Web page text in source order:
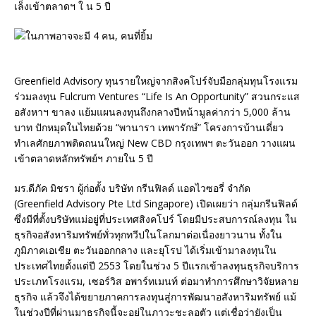
เล็งเข้าตลาดฯ ใ น 5 ปี
Greenfield Advisory ทุนรายใหญ่จากสิงคโปร์จับมือกลุ่มทุนโรงแรม
ร่วมลงทุน Fulcrum Ventures “Life Is An Opportunity” สวนกระแส
อสังหาฯ ขาลง แย้มแผนลงทุนถึงกลางปีหน้ามูลค่ากว่า 5,000 ล้าน
บาท ปักหมุดในไทยด้วย “พานารา เทพารักษ์” โครงการบ้านเดี่ยว
ทำเลศักยภาพติดถนนใหญ่ New CBD กรุงเทพฯ ตะวันออก วางแผน
เข้าตลาดหลักทรัพย์ฯ ภายใน 5 ปี
มร.ดีภัค มิชรา ผู้ก่อตั้ง บริษัท กรีนฟิลด์ แอดไวซอรี่ จำกัด
(Greenfield Advisory Pte Ltd Singapore) เปิดเผยว่า กลุ่มกรีนฟิลด์
ซึ่งมีที่ตั้งบริษัทแม่อยู่ที่ประเทศสิงคโปร์ โดยมีประสบการณ์ลงทุน ใน
ธุรกิจอสังหาริมทรัพย์ทั่วทุกทวีปในโลกมาต่อเนื่องยาวนาน ทั้งใน
ภูมิภาคเอเชีย ตะวันออกกลาง และยุโรป ได้เริ่มเข้ามาลงทุนใน
ประเทศไทยตั้งแต่ปี 2553 โดยในช่วง 5 ปีแรกเข้าลงทุนธุรกิจบริการ
ประเภทโรงแรม, เซอร์วิส อพาร์ทเมนท์ ต่อมาทำการศึกษาวิจัยหลาย
ธุรกิจ แล้วจึงได้ขยายภาคการลงทุนสู่การพัฒนาอสังหาริมทรัพย์ แม้
ในช่วงปีที่ผ่านมาธุรกิจนี้จะอยู่ในภาวะชะลอตัว แต่เชื่อว่ายังเป็น